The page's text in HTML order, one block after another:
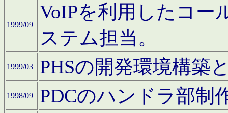
1999/09
VoIPを利用したコー
ステム担当。
1999/03 PHSの開発環境構築
1998/09 PDCのハンドラ部制